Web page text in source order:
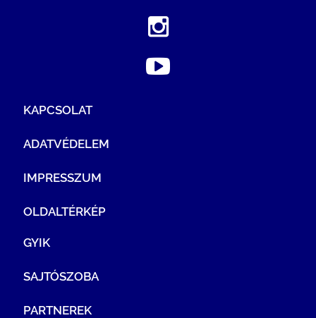
KAPCSOLAT
ADATVÉDELEM
IMPRESSZUM
OLDALTÉRKÉP
GYIK
SAJTÓSZOBA
PARTNEREK